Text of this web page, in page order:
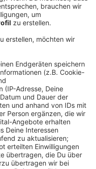
Die Flächen
Gebäude, die
jemand anderem,
bezahlt.
behält, hat sie auch
entsteht: Sie will
die den
und
mit geringerem